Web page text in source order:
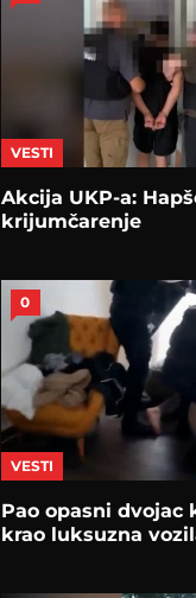
VESTI
Akcija UKP-a:
krijumčarenje
0
VESTI
Pao opasni dvojac
krao luksuzna